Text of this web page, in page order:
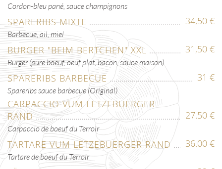
Cordon-bleu pané, sauce champignons
SPARERIBS MIXTE 34,50 €
Barbecue, ail, miel
BURGER "BEIM BERTCHEN" XXL 31,50 €
Burger (pure boeuf, oeuf plat, bacon, sauce maison)
SPARERIBS BARBECUE 31 €
Spareribs sauce barbecue (Original)
CARPACCIO VUM LETZEBUERGER
RAND
27.50 €
Carpaccio de boeuf du Terroir
TARTARE VUM LETZEBUERGER RAND 36.00 €
Tartare de boeuf du Terroir